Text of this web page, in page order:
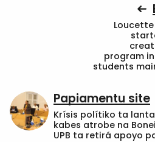
program in
students
Papiamentu site
Krísis polítiko ta lanta
kabes atrobe na
UPB ta retirá apoyo